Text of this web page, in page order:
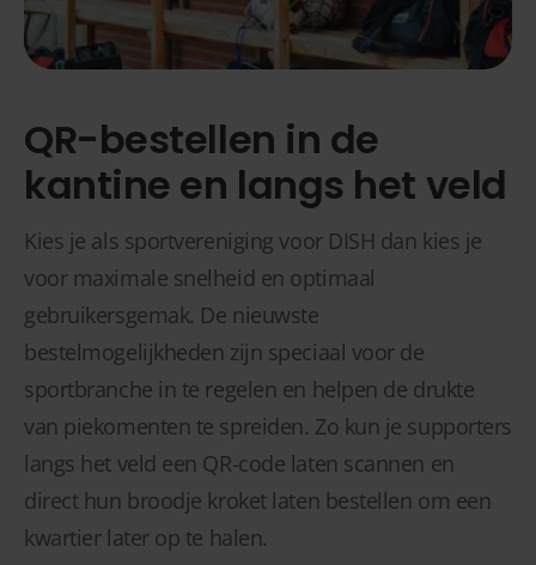
QR-bestellen in de
kantine en langs het veld
Kies je als sportvereniging voor DISH dan kies je
voor maximale snelheid en optimaal
gebruikersgemak. De nieuwste
bestelmogelijkheden zijn speciaal voor de
sportbranche in te regelen en helpen de drukte
van piekomenten te spreiden. Zo kun je supporters
langs het veld een QR-code laten scannen en
direct hun broodje kroket laten bestellen om een
kwartier later op te halen.